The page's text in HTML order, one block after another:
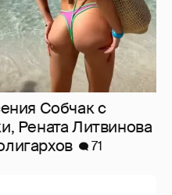
Собчак с
Рената Литвинова
71